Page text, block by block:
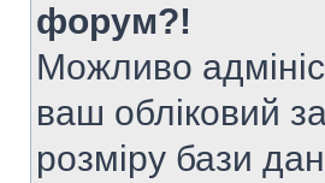
форум?!
Можливо
ваш обліковий
розміру бази